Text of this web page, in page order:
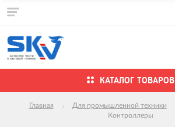
КАТАЛОГ ТОВАРОВ
Главная Для промышленной техники
Контроллеры